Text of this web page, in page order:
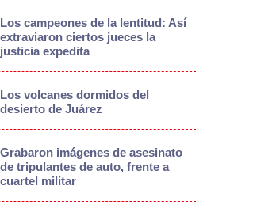
Los campeones de la lentitud: Así
extraviaron ciertos jueces la
justicia expedita
Los volcanes dormidos del
desierto de Juárez
Grabaron imágenes de asesinato
de tripulantes de auto, frente a
cuartel militar